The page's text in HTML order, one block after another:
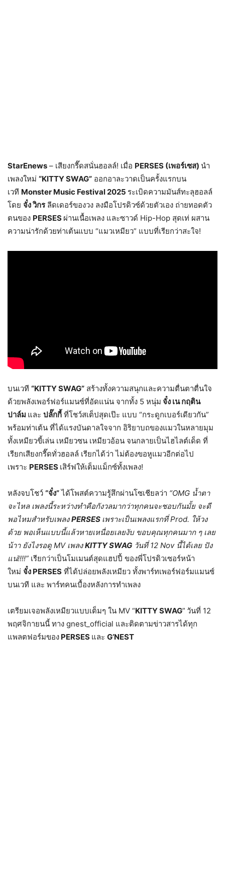
StarEnews – เสียงกรี๊ดสนั่นฮอลล์! เมื่อ PERSES (เพอร์เซส) นำ
เพลงใหม่ “KITTY SWAG” ออกอาละวาดเป็นครั้งแรกบน
เวที Monster Music Festival 2025 ระเบิดความมันส์ทะลุฮอลล์
โดย จั๋ง วิกรลีดเดอร์ของวง ลงมือโปรดิวซ์ด้วยตัวเอง ถ่ายทอดตัว
ตนของ PERSES ผ่านเนื้อเพลง และซาวด์ Hip-Hop สุดเท่ ผสาน
ความน่ารักด้วยท่าเต้นแบบ “แมวเหมียว” แบบที่เรียกว่าสะใจ!
บนเวที “KITTY SWAG” สร้างทั้งความสนุกและความตื่นตาตื่นใจ
ด้วยพลังเพอร์ฟอร์แมนซ์ที่อัดแน่น จากทั้ง 5 หนุ่ม จั๋ง เน กฤติน
ปาล์ม และ ปลั๊กกี้ ที่โชว์สเต็ปสุดเป๊ะ แบบ “กระดูกเบอร์เดียวกัน”
พร้อมท่าเต้น ที่ได้แรงบันดาลใจจาก อิริยาบถของแมวในหลายมุม
ทั้งเหมียวขี้เล่น เหมียวซน เหมียวอ้อน จนกลายเป็นไฮไลต์เด็ด ที่
เรียกเสียงกรี๊ดทั่วฮอลล์ เรียกได้ว่า ไม่ต้องขอหูแมวอีกต่อไป
เพราะ PERSES เสิร์ฟให้เต็มแม็กซ์ทั้งเพลง!
หลังจบโชว์ “จั๋ง”ได้โพสต์ความรู้สึกผ่านโซเชียลว่า “OMG น้ำตา
จะไหลเพลงนี้ระหว่างทำคือกังวลมากว่าทุกคนจะชอบกันมั้ย จะดี
พอไหมสำหรับเพลงPERSES เพราะเป็นเพลงแรกที่ Prod. ให้วง
ด้วย พอเห็นแบบนี้แล้วหายเหนื่อยเลยงับ ขอบคุณทุกคนมาก ๆ เลย
น้าา ยังไงรอดู MV เพลงKITTY SWAG วันที่ 12 Nov นี้ได้เลย ปัง
แน่!!!!” เรียกว่าเป็นโมเมนต์สุดแฮปปี้ ของพี่โปรดิวเซอร์หน้า
ใหม่ จั๋ง PERSES ที่ได้ปล่อยพลังเหมียว ทั้งพาร์ทเพอร์ฟอร์มแมนซ์
บนเวที และ พาร์ทคนเบื้องหลังการทำเพลง
เตรียมเจอพลังเหมียวแบบเต็มๆ ใน MV “KITTY SWAG” วันที่ 12
พฤศจิกายนนี้ ทาง gnest_official และติดตามข่าวสารได้ทุก
แพลตฟอร์มของ PERSES และ G’NEST